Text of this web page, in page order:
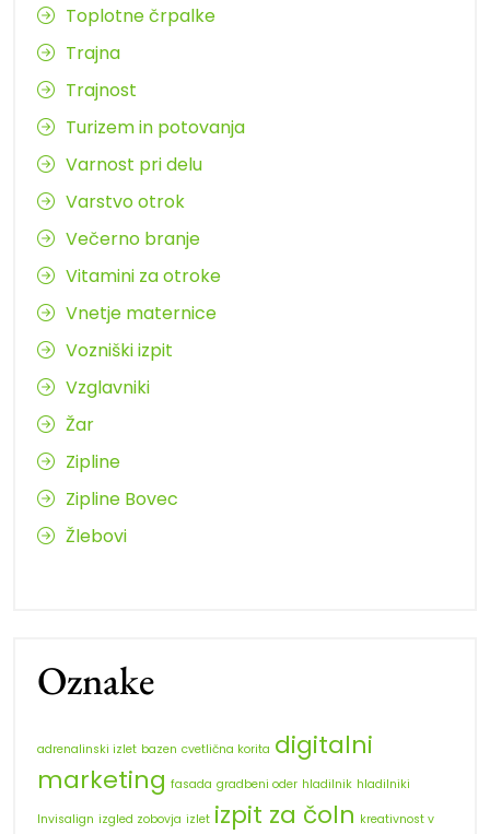
Toplotne črpalke
Trajna
Trajnost
Turizem in potovanja
Varnost pri delu
Varstvo otrok
Večerno branje
Vitamini za otroke
Vnetje maternice
Vozniški izpit
Vzglavniki
Žar
Zipline
Zipline Bovec
Žlebovi
Oznake
adrenalinski izlet bazen cvetlična korita digitalni
marketing fasada gradbeni oder hladilnik hladilniki
Invisalign izgled zobovja izlet izpit za čoln kreativnost v